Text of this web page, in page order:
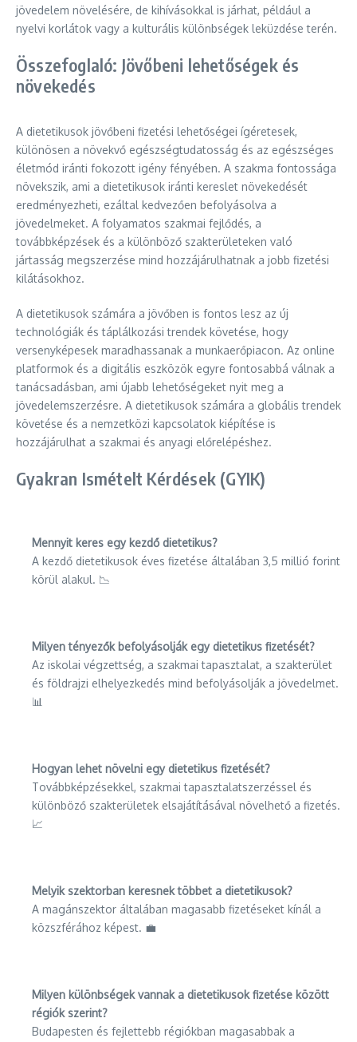
jövedelem növelésére, de kihívásokkal is járhat, például a
nyelvi korlátok vagy a kulturális különbségek leküzdése terén.
Összefoglaló: Jövőbeni lehetőségek és
növekedés
A dietetikusok jövőbeni fizetési lehetőségei ígéretesek,
különösen a növekvő egészségtudatosság és az egészséges
életmód iránti fokozott igény fényében. A szakma fontossága
növekszik, ami a dietetikusok iránti kereslet növekedését
eredményezheti, ezáltal kedvezően befolyásolva a
jövedelmeket. A folyamatos szakmai fejlődés, a
továbbképzések és a különböző szakterületeken való
jártasság megszerzése mind hozzájárulhatnak a jobb fizetési
kilátásokhoz.
A dietetikusok számára a jövőben is fontos lesz az új
technológiák és táplálkozási trendek követése, hogy
versenyképesek maradhassanak a munkaerőpiacon. Az online
platformok és a digitális eszközök egyre fontosabbá válnak a
tanácsadásban, ami újabb lehetőségeket nyit meg a
jövedelemszerzésre. A dietetikusok számára a globális trendek
követése és a nemzetközi kapcsolatok kiépítése is
hozzájárulhat a szakmai és anyagi előrelépéshez.
Gyakran Ismételt Kérdések (GYIK)
Mennyit keres egy kezdő dietetikus?
A kezdő dietetikusok éves fizetése általában 3,5 millió forint
körül alakul. 📉
Milyen tényezők befolyásolják egy dietetikus fizetését?
Az iskolai végzettség, a szakmai tapasztalat, a szakterület
és földrajzi elhelyezkedés mind befolyásolják a jövedelmet.
📊
Hogyan lehet növelni egy dietetikus fizetését?
Továbbképzésekkel, szakmai tapasztalatszerzéssel és
különböző szakterületek elsajátításával növelhető a fizetés.
📈
Melyik szektorban keresnek többet a dietetikusok?
A magánszektor általában magasabb fizetéseket kínál a
közszférához képest. 💼
Milyen különbségek vannak a dietetikusok fizetése között
régiók szerint?
Budapesten és fejlettebb régiókban magasabbak a